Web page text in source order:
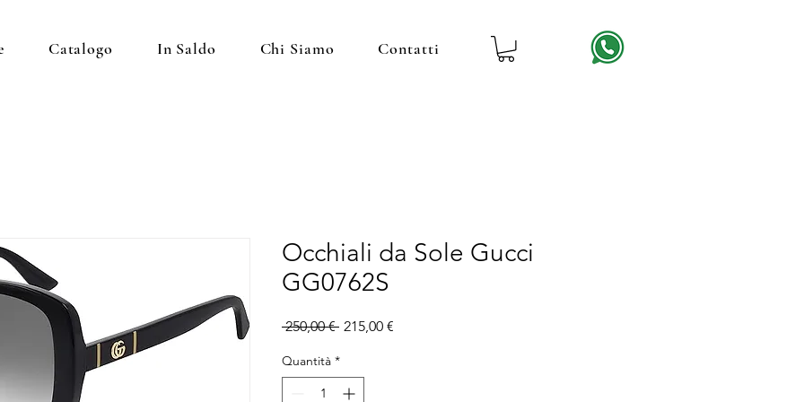
Catalogo In Saldo Chi Siamo Contatti
Occhiali da Sole Gucci
GG0762S
250,00 € Prezzo
215,00 €
Quantità *